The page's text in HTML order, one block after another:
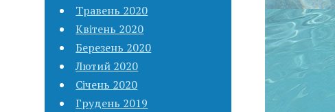
Травень 2020
Квітень 2020
Березень 2020
Лютий 2020
Січень 2020
Грудень 2019